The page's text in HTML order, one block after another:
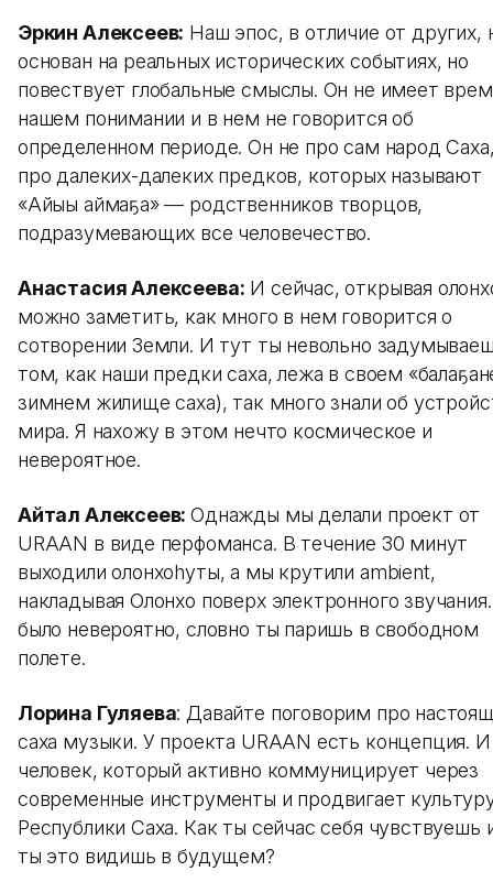
Эркин Алексеев: Наш эпос, в отличие от других,
основан на реальных исторических событиях, но
повествует глобальные смыслы. Он не имеет
нашем понимании и в нем не говорится об
определенном периоде. Он не про сам народ
про далеких-далеких предков, которых называют
«Айыы аймаҕа» — родственников творцов,
подразумевающих все человечество.
Анастасия Алексеева: И сейчас, открывая
можно заметить, как много в нем говорится о
сотворении Земли. И тут ты невольно
том, как наши предки саха, лежа в своем
зимнем жилище саха), так много знали об
мира. Я нахожу в этом нечто космическое и
невероятное.
Айтал Алексеев:Однажды мы делали проект от
URAAN в виде перфоманса. В течение 30 минут
выходили олонхоhуты, а мы крутили ambient,
накладывая Олонхо поверх электронного
было невероятно, словно ты паришь в свободном
полете.
Лорина Гуляева: Давайте поговорим про
саха музыки. У проекта URAAN есть концепция.
человек, который активно коммуницирует через
современные инструменты и продвигает
Республики Саха. Как ты сейчас себя чувствуешь
ты это видишь в будущем?